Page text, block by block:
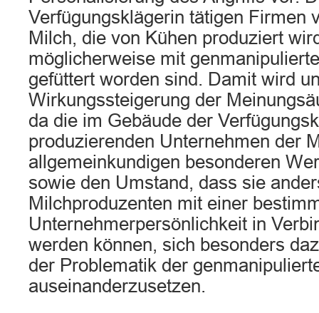
Verfügungsklägerin tätigen Firmen
Milch, die von Kühen produziert
möglicherweise mit
gefüttert worden sind. Damit wird
Wirkungssteigerung der
da die im Gebäude der
produzierenden Unternehmen der
allgemeinkundigen besonderen
sowie den Umstand, dass sie
Milchproduzenten mit einer
Unternehmerpersönlichkeit in
werden können, sich besonders
der Problematik der
auseinanderzusetzen.